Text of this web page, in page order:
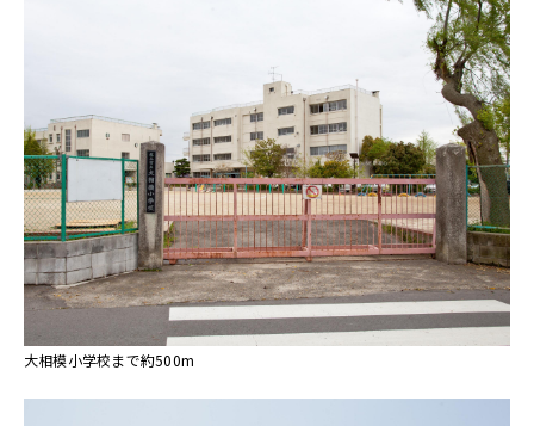
大相模小学校まで約500m